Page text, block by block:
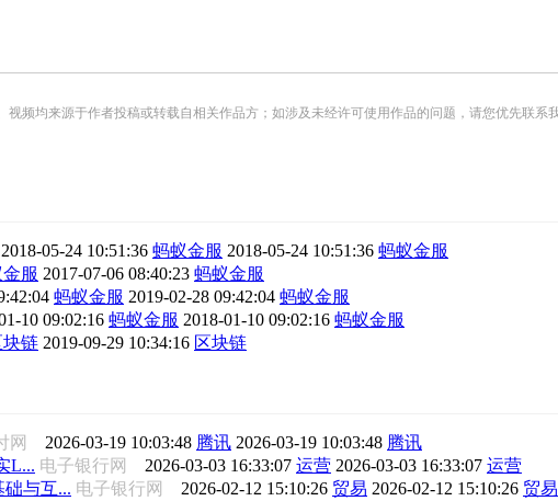
频均来源于作者投稿或转载自相关作品方；如涉及未经许可使用作品的问题，请您优先联系我
2018-05-24 10:51:36 蚂蚁金服 2018-05-24 10:51:36 蚂蚁金服
服 2017-07-06 08:40:23 蚂蚁金服
蚂蚁金服 2019-02-28 09:42:04 蚂蚁金服
10 09:02:16 蚂蚁金服 2018-01-10 09:02:16 蚂蚁金服
块链 2019-09-29 10:34:16 区块链
网 2026-03-19 10:03:48 腾讯 2026-03-19 10:03:48 腾讯
L... 电子银行网 2026-03-03 16:33:07 运营 2026-03-03 16:33:07 运营
与互... 电子银行网 2026-02-12 15:10:26 贸易 2026-02-12 15:10:26 贸易